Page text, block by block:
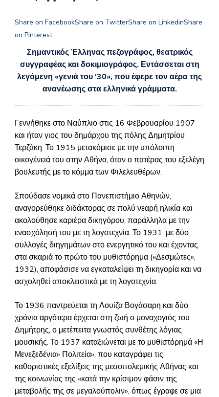
Share on FacebookShare on TwitterShare on LinkedinShare
on Pinterest
Σημαντικός Έλληνας πεζογράφος, θεατρικός
συγγραφέας και δοκιμιογράφος. Εντάσσεται στη
λεγόμενη «γενιά του ‘30», που έφερε τον αέρα της
ανανέωσης στα ελληνικά γράμματα.
Γεννήθηκε στο Ναύπλιο στις 16 Φεβρουαρίου 1907
και ήταν γιος του δημάρχου της πόλης Δημητρίου
Τερζάκη. Το 1915 μετακόμισε με την υπόλοιπη
οικογένειά του στην Αθήνα, όταν ο πατέρας του εξελέγη
βουλευτής με το κόμμα των Φιλελευθέρων.
Σπούδασε νομικά στο Πανεπιστήμιο Αθηνών,
αναγορεύθηκε διδάκτορας σε πολύ νεαρή ηλικία και
ακολούθησε καριέρα δικηγόρου, παράλληλα με την
ενασχόλησή του με τη λογοτεχνία. Το 1931, με δύο
συλλογές διηγημάτων στο ενεργητικό του και έχοντας
στα σκαριά το πρώτο του μυθιστόρημα («Δεσμώτες»,
1932), αποφάσισε να εγκαταλείψει τη δικηγορία και να
ασχοληθεί αποκλειστικά με τη λογοτεχνία.
Το 1936 παντρεύεται τη Λουίζα Βογάσαρη και δύο
χρόνια αργότερα έρχεται στη ζωή ο μοναχογιός του
Δημήτρης, ο μετέπειτα γνωστός συνθέτης λόγιας
μουσικής. Το 1937 καταξιώνεται με το μυθιστόρημά «Η
Μενεξεδένια» Πολιτεία», που καταγράφει τις
καθοριστικές εξελίξεις της μεσοπολεμικής Αθήνας και
της κοινωνίας της «κατά την κρίσιμον φάσιν της
μεταβολής της σε μεγαλούπολιν», όπως έγραφε σε μια